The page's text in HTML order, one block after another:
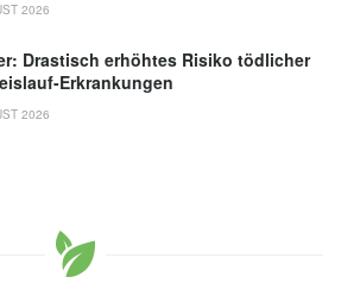
2026
Drastisch erhöhtes Risiko tödlicher
Erkrankungen
2026